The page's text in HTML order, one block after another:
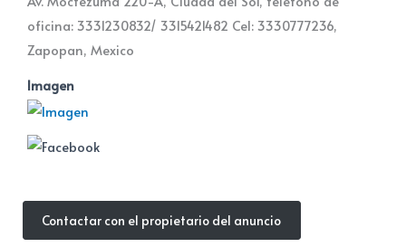
oficina: 3331230832/ 3315421482 Cel: 3330777236,
Zapopan, Mexico
Imagen
Contactar con el propietario del anuncio